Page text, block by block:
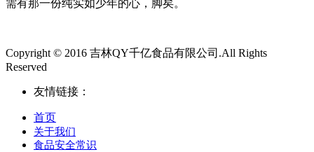
需有那一份纯实如少年的心，脚矣。
Copyright © 2016 吉林QY千亿食品有限公司.All Rights
Reserved
友情链接：
首页
关于我们
食品安全常识